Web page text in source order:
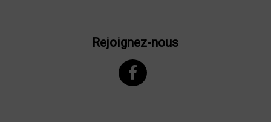
Rejoignez-nous